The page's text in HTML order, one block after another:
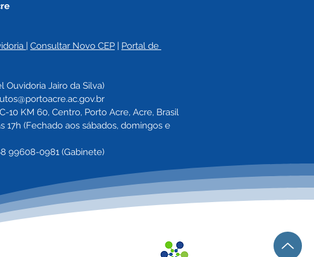
| Consultar Novo CEP | Portal de
Ouvidoria Jairo da Silva)
10 KM 60, Centro, Porto Acre, Acre, Brasil
17h (Fechado aos sábados, domingos e
99608-0981 (Gabinete)